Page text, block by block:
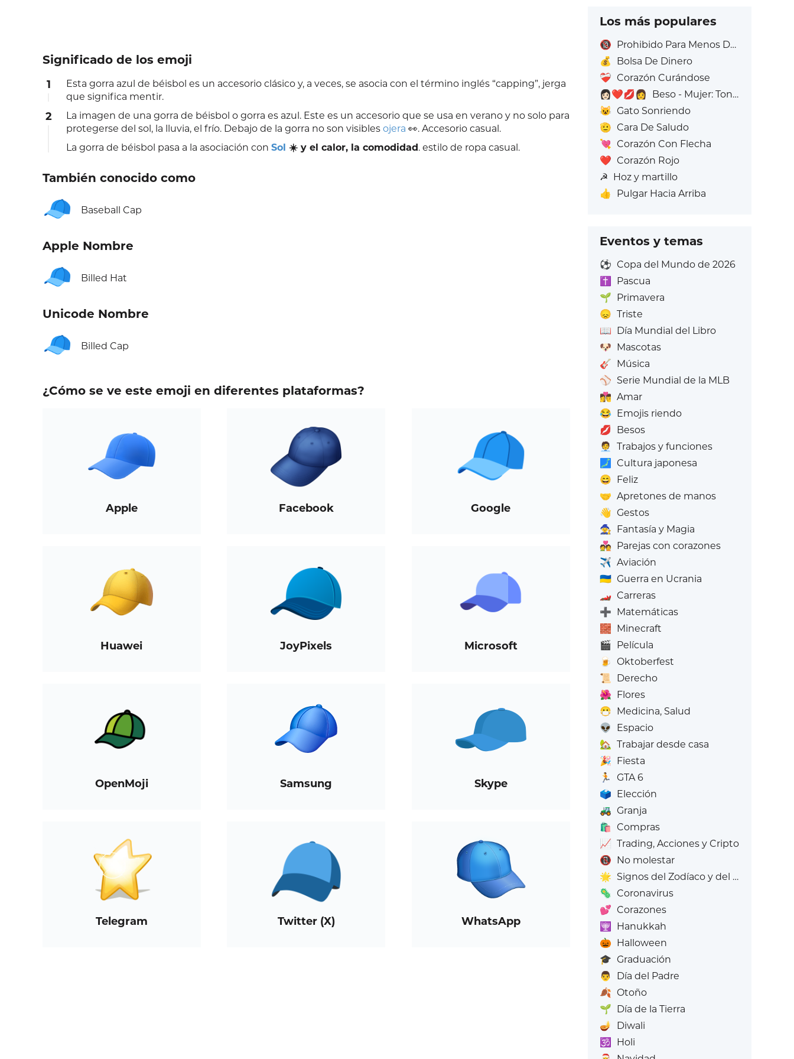
Significado de los emoji
1
Esta gorra azul de béisbol es un accesorio clásico y, a veces, se asocia con el término inglés “capping”, jerga
que significa mentir.
2
La imagen de una gorra de béisbol o gorra es azul. Este es un accesorio que se usa en verano y no solo para
protegerse del sol, la lluvia, el frío. Debajo de la gorra no son visibles ojera 👀. Accesorio casual.
La gorra de béisbol pasa a la asociación con Sol ☀️ y el calor, la comodidad . estilo de ropa casual.
También conocido como
🧢 Baseball Cap
Apple Nombre
🧢 Billed Hat
Unicode Nombre
🧢 Billed Cap
¿Cómo se ve este emoji en diferentes plataformas?
Apple Facebook Google
Huawei JoyPixels Microsoft
OpenMoji Samsung Skype
Telegram Twitter (X) WhatsApp
Los más populares
🔞 Prohibido Para Menos De 18 Años
💰
Bolsa De Dinero
❤️‍🩹 Corazón Curándose
👩🏻‍❤️‍💋‍👩
Beso - Mujer: Tono de piel claro, Mujer: Sin Tono de Piel
😺 Gato Sonriendo
🫡 Cara De Saludo
💘 Corazón Con Flecha
❤️ Corazón Rojo
☭ Hoz y martillo
👍
Pulgar Hacia Arriba
Eventos y temas
⚽ Copa del Mundo de 2026
✝️
Pascua
🌱 Primavera
😞 Triste
📖 Día Mundial del Libro
🐶 Mascotas
🎸 Música
⚾ Serie Mundial de la MLB
👩‍❤️‍💋‍👨 Amar
😂 Emojis riendo
💋 Besos
🧑‍💼
Trabajos y funciones
🗾 Cultura japonesa
😄 Feliz
🤝 Apretones de manos
👋 Gestos
🧙 Fantasía y Magia
💑 Parejas con corazones
✈️ Aviación
🇺🇦 Guerra en Ucrania
🏎️ Carreras
➕ Matemáticas
🧱 Minecraft
🎬 Película
🍺
Oktoberfest
📜
Derecho
🌺 Flores
😷 Medicina, Salud
👽
Espacio
🏡 Trabajar desde casa
🎉 Fiesta
🏃
GTA 6
🗳️ Elección
🚜 Granja
🛍️ Compras
📈 Trading, Acciones y Cripto
📵 No molestar
🌟 Signos del Zodíaco y del Zodíaco
🦠 Coronavirus
💕 Corazones
🕎
Hanukkah
🎃 Halloween
🎓 Graduación
👨
Día del Padre
🍂 Otoño
🌱 Día de la Tierra
🪔
Diwali
🕉️
Holi